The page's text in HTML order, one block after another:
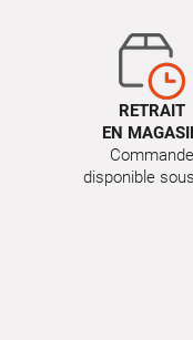
RETRAIT
EN
Commande
disponible